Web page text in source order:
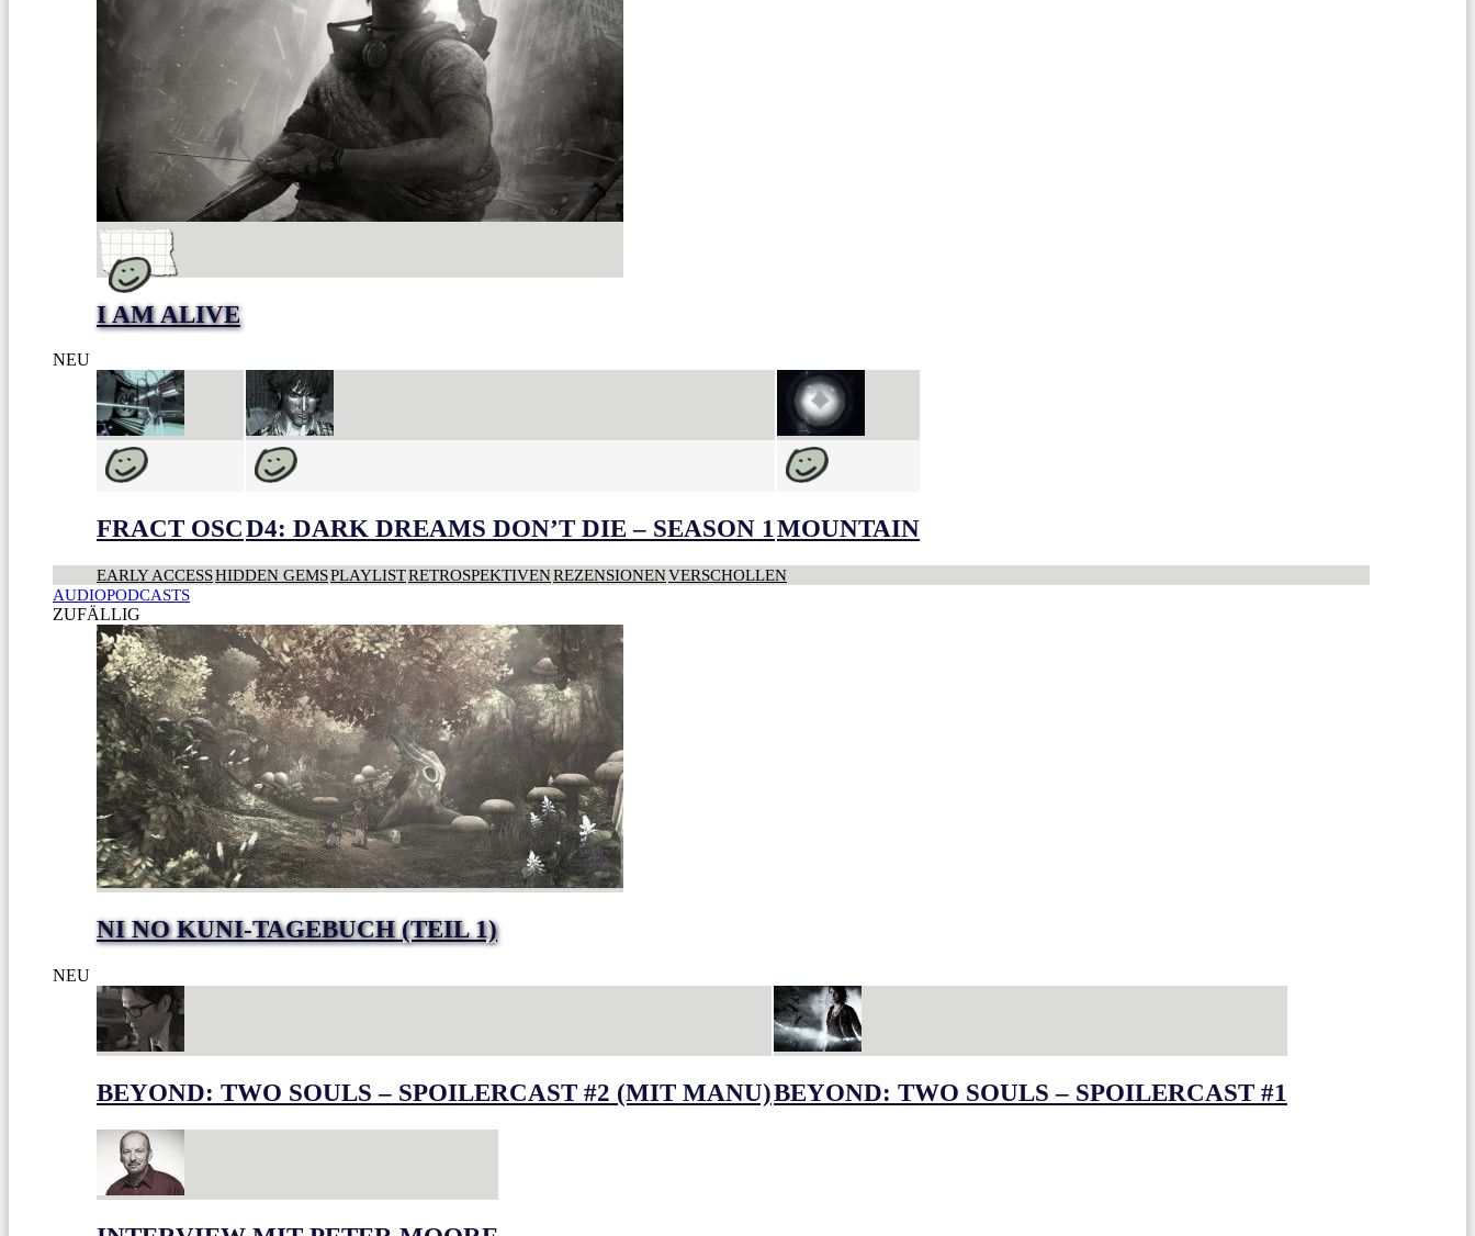
I AM ALIVE
NEU
FRACT OSCD4: DARK DREAMS DON’T DIE – SEASON 1MOUNTAIN
EARLY ACCESSHIDDEN GEMSPLAYLISTRETROSPEKTIVENREZENSIONENVERSCHOLLEN
AUDIOPODCASTS
ZUFÄLLIG
NI NO KUNI-TAGEBUCH (TEIL 1)
NEU
BEYOND: TWO SOULS – SPOILERCAST #2 (MIT MANU)BEYOND: TWO SOULS – SPOILERCAST #1